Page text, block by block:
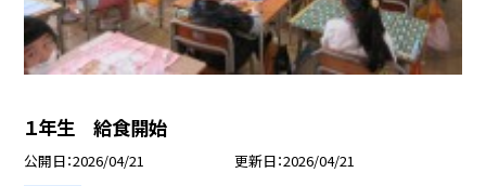
１年生 給食開始
公開日 2026/04/21 更新日 2026/04/21